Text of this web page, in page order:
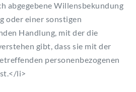
abgegebene Willensbekundung
oder einer sonstigen
Handlung, mit der die
gibt, dass sie mit der
personenbezogenen
li>